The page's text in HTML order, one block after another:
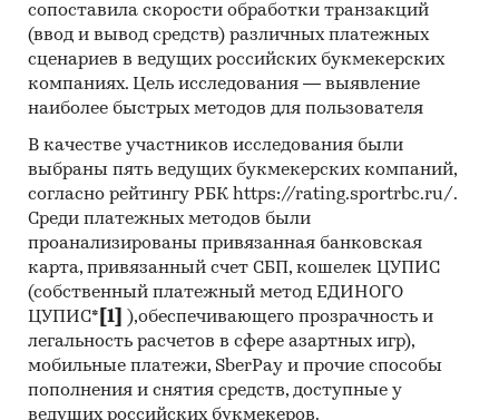
сопоставила скорости обработки транзакций
(ввод и вывод средств) различных платежных
сценариев в ведущих российских букмекерских
компаниях. Цель исследования — выявление
наиболее быстрых методов для пользователя
В качестве участников исследования были
выбраны пять ведущих букмекерских компаний,
согласно рейтингу РБК https://rating.sportrbc.ru/.
Среди платежных методов были
проанализированы привязанная банковская
карта, привязанный счет СБП, кошелек ЦУПИС
(собственный платежный метод ЕДИНОГО
ЦУПИС* [1]
),обеспечивающего прозрачность и
легальность расчетов в сфере азартных игр),
мобильные платежи, SberPay и прочие способы
пополнения и снятия средств, доступные у
ведущих российских букмекеров.